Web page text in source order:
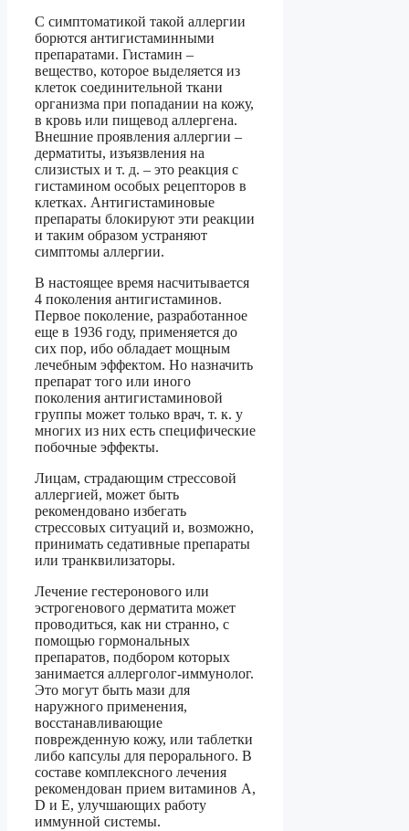
С симптоматикой такой аллергии
борются антигистаминными
препаратами. Гистамин –
вещество, которое выделяется из
клеток соединительной ткани
организма при попадании на кожу,
в кровь или пищевод аллергена.
Внешние проявления аллергии –
дерматиты, изъязвления на
слизистых и т. д. – это реакция с
гистамином особых рецепторов в
клетках. Антигистаминовые
препараты блокируют эти реакции
и таким образом устраняют
симптомы аллергии.
В настоящее время насчитывается
4 поколения антигистаминов.
Первое поколение, разработанное
еще в 1936 году, применяется до
сих пор, ибо обладает мощным
лечебным эффектом. Но назначить
препарат того или иного
поколения антигистаминовой
группы может только врач, т. к. у
многих из них есть специфические
побочные эффекты.
Лицам, страдающим стрессовой
аллергией, может быть
рекомендовано избегать
стрессовых ситуаций и, возможно,
принимать седативные препараты
или транквилизаторы.
Лечение гестеронового или
эстрогенового дерматита может
проводиться, как ни странно, с
помощью гормональных
препаратов, подбором которых
занимается аллерголог-иммунолог.
Это могут быть мази для
наружного применения,
восстанавливающие
поврежденную кожу, или таблетки
либо капсулы для перорального. В
составе комплексного лечения
рекомендован прием витаминов A,
D и E, улучшающих работу
иммунной системы.